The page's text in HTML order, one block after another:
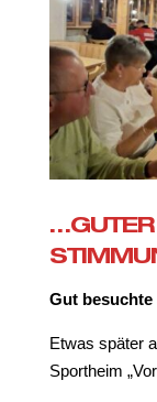
…GUTER
Gut
Etwas später
Sportheim